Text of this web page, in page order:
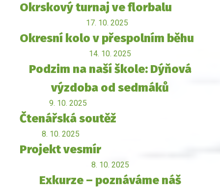
Okrskový turnaj ve florbalu
17. 10. 2025
Okresní kolo v přespolním běhu
14. 10. 2025
Podzim na naší škole: Dýňová
výzdoba od sedmáků
9. 10. 2025
Čtenářská soutěž
8. 10. 2025
Projekt vesmír
8. 10. 2025
Exkurze – poznáváme náš